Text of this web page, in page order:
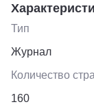
Тип
Журнал
Количество
160